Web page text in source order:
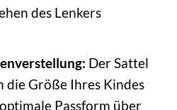
des Lenkers
Der Sattel
die Größe Ihres Kindes
Passform über